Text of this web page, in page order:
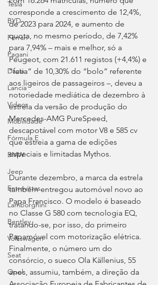
Tesla
BYD
Ferrari
Pagani
Dacia
Lancia
Videos
Mobilidade
Fórmula E
BMW
Jeep
Entrevistas
Lamborghini
Bentley
Volkswagen
Seat
Opel
corresponde a crescimento de 12,4%,
de 2023 para 2024, e aumento de
quota, no mesmo período, de 7,42%
para 7,94% – mais e melhor, só a
Peugeot, com 21.611 registos (+4,4%) e
“fatia” de 10,30% do “bolo” referente
aos ligeiros de passageiros –, deveu a
notoriedade mediática de dezembro à
estreia da versão de produção do
Mercedes-AMG PureSpeed,
descapotável com motor V8 e 585 cv
que estreia a gama de edições
especiais e limitadas Mythos.
Durante dezembro, a marca da estrela
também entregou automóvel novo ao
Papa Francisco. O modelo é baseado
no Classe G 580 com tecnologia EQ,
tratando-se, por isso, do primeiro
Papamóvel com motorização elétrica.
Finalmente, o número um do
consórcio, o sueco Ola Källenius, 55
anos, assumiu, também, a direção da